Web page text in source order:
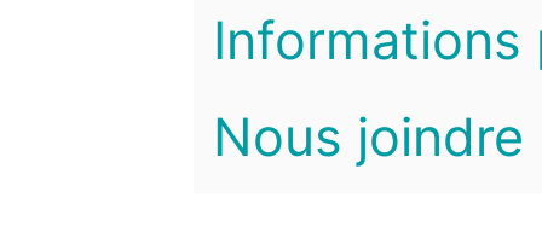
Informations
Nous joindre